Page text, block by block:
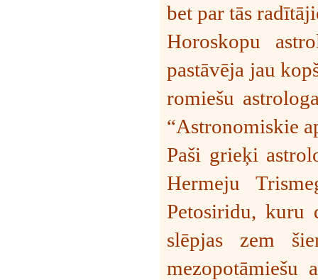
bet par tās
Horoskopu
pastāvēja jau
romiešu
“Astronomiskie
Paši grieķi
Hermeju
Petosiridu,
slēpjas zem
mezopotāmiešu